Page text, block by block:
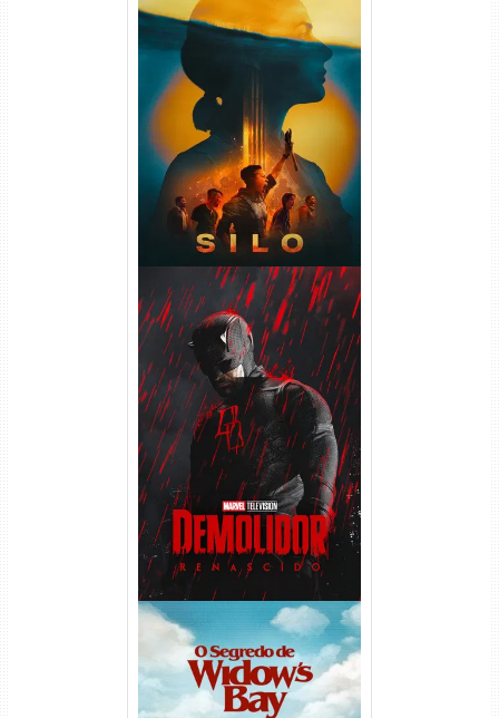
Silo 2ª Temporada (2024)
WEB-DL 1080p Dual Áudio
Demolidor: Renascido 2ª
Temporada (2026) WEB-DL
1080p Dual Áudio